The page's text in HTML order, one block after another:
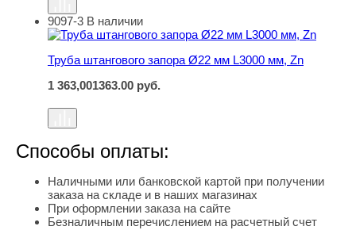
Труба штангового запора Ø22 мм L3000 мм, Zn
9097-3 В наличии
Труба штангового запора Ø22 мм L3000 мм, Zn
1 363,001363.00 руб.
Способы оплаты:
Наличными или банковской картой при получении
заказа на складе и в наших магазинах
При оформлении заказа на сайте
Безналичным перечислением на расчетный счет